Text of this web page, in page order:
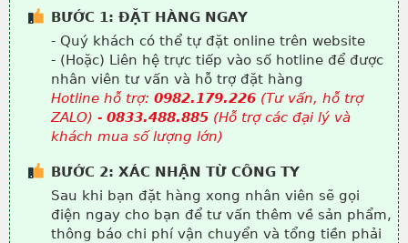
BƯỚC 1: ĐẶT HÀNG NGAY
- Quý khách có thể tự đặt online trên website
- (Hoặc) Liên hệ trực tiếp vào số hotline để được
nhân viên tư vấn và hỗ trợ đặt hàng
Hotline hỗ trợ: 0982.179.226 (Tư vấn, hỗ trợ
ZALO) - 0833.488.885 (Hỗ trợ các đại lý và
khách mua số lượng lớn)
BƯỚC 2: XÁC NHẬN TỪ CÔNG TY
Sau khi bạn đặt hàng xong nhân viên sẽ gọi
điện ngay cho bạn để tư vấn thêm về sản phẩm,
thông báo chi phí vận chuyển và tổng tiền phải